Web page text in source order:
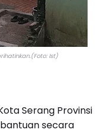
Ist)
Serang Provinsi
secara